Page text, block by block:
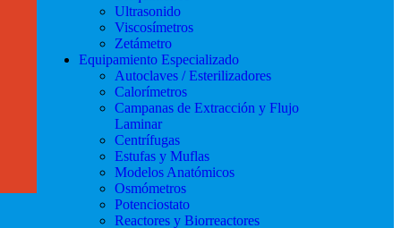
Ultrasonido
Viscosímetros
Zetámetro
Equipamiento Especializado
Autoclaves / Esterilizadores
Calorímetros
Campanas de Extracción y Flujo
Laminar
Centrífugas
Estufas y Muflas
Modelos Anatómicos
Osmómetros
Potenciostato
Reactores y Biorreactores